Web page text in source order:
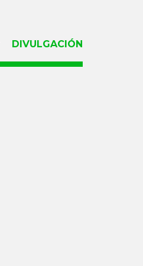
DIVULGACIÓN